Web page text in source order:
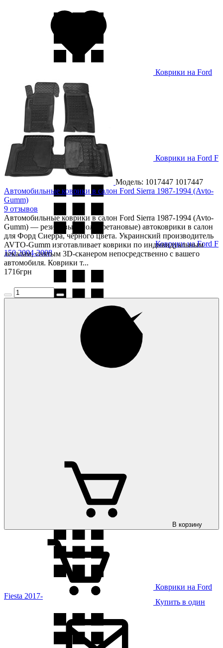
Коврики на Ford
Explorer 2010-
Коврики на Ford F
150 2009-
Коврики на Ford F
150 2004-2008
Коврики на Ford
Fiesta 2017-
Модель: 1017447 1017447
Автомобильные коврики в салон Ford Sierra 1987-1994 (Avto-
Gumm)
9 отзывов
Автомобильные коврики в салон Ford Sierra 1987-1994 (Avto-
Gumm) — резиновые (полиуретановые) автоковрики в салон
для Форд Сиерра, чёрного цвета. Украинский производитель
AVTO-Gumm изготавливает коврики по индивидуальным
лекалам, снятым 3D-сканером непосредственно с вашего
автомобиля. Коврики т...
1716грн
В корзину
Купить в один